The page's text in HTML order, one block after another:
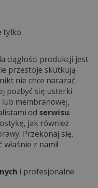
tylko
ciągłości produkcji jest
przestoje skutkują
nie chce narażać
pozbyć się usterki
lub membranowej,
od serwisu.
jak również
Przekonaj się,
z nami!
i profesjonalne